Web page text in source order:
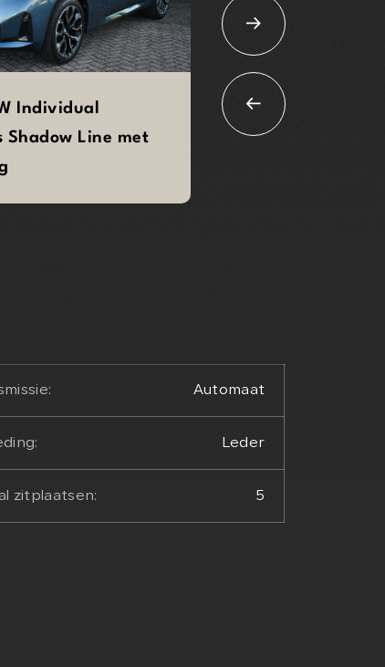
Individual
Shadow Line met
0337 M-
Automaat
Leder
zitplaatsen: 5